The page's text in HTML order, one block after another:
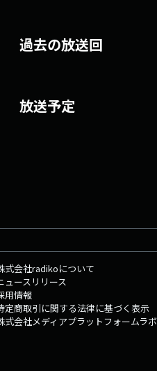
過去の放送回
放送予定
式会社radikoについて
ュースリリース
用情報
定商取引に関する法律に基づく表示
式会社メディアプラットフォームラ